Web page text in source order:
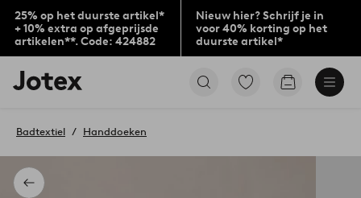
25% op het duurste artikel*
+ 10% extra op afgeprijsde
artikelen**. Code: 424882
Nieuw hier? Schrijf je in
voor 40% korting op het
duurste artikel*
Jotex
logo
to
home
page
Ga
Go
Terug
Badtextiel Handdoeken